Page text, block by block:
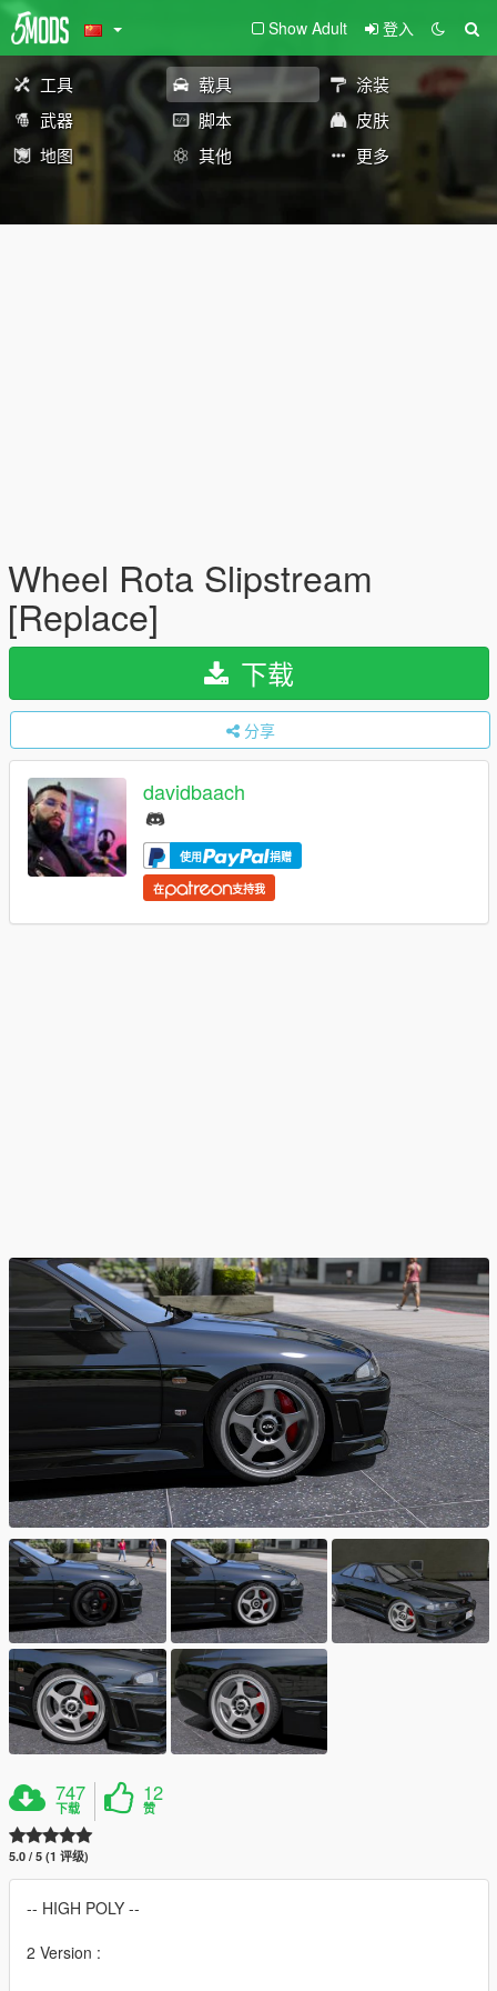
Show Adult 登入
工具 载具
涂装
武器
脚本
皮肤
地图
其他 更多
Wheel Rota Slipstream
[Replace]
下载
分享
davidbaach
使用 捐赠
在 支持我
747
下载
12
赞
5.0 / 5 (1 评级)
-- HIGH POLY --
2 Version :